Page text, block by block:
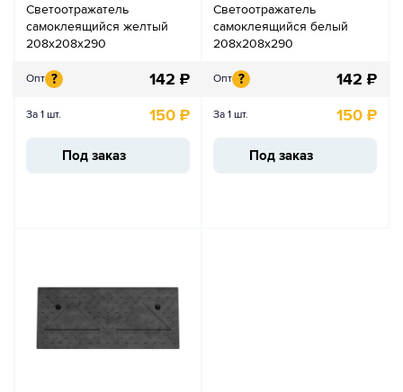
Светоотражатель
самоклеящийся желтый
208х208х290
Опт ? 142 ₽
За 1 шт. 150 ₽
Под заказ
Светоотражатель
самоклеящийся белый
208х208х290
Опт ? 142 ₽
За 1 шт. 150 ₽
Под заказ